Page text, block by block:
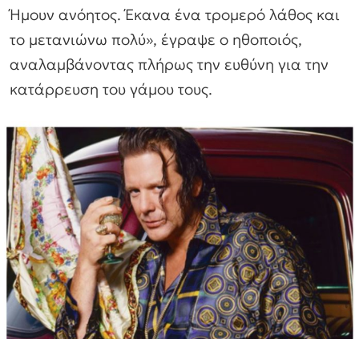
Ήμουν ανόητος. Έκανα ένα τρομερό λάθος και
το μετανιώνω πολύ», έγραψε ο ηθοποιός,
αναλαμβάνοντας πλήρως την ευθύνη για την
κατάρρευση του γάμου τους.